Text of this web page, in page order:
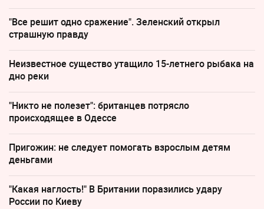
"Все решит одно сражение". Зеленский открыл
страшную правду
Неизвестное существо утащило 15-летнего рыбака на
дно реки
"Никто не полезет": британцев потрясло
происходящее в Одессе
Пригожин: не следует помогать взрослым детям
деньгами
"Какая наглость!" В Британии поразились удару
России по Киеву